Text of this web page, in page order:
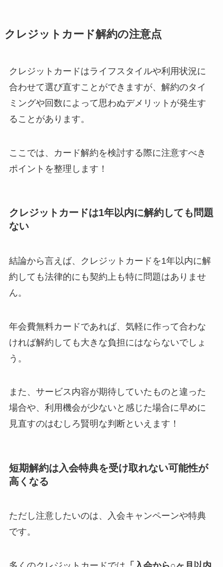
ミュゼプラチナムの
約期間が過ぎた場合
どうなる？
レミノの解約方法ま
なぜ解約できない？
る方法ある？
い時の裏ワザ
する方法を完全攻略
クレジットカード解約の注意点
クレジットカードはライフスタイルや利用状況に
合わせて選び直すことができますが、解約のタイ
ミングや回数によって思わぬデメリットが発生す
ることがあります。
ここでは、カード解約を検討する際に注意すべき
ポイントを整理します！
クレジットカードは1年以内に解約しても問題
ない
結論から言えば、クレジットカードを1年以内に解
約しても法律的にも契約上も特に問題はありませ
ん。
年会費無料カードであれば、気軽に作って合わな
ければ解約しても大きな負担にはならないでしょ
う。
また、サービス内容が期待していたものと違った
場合や、利用機会が少ないと感じた場合に早めに
見直すのはむしろ賢明な判断といえます！
短期解約は入会特典を受け取れない可能性が
高くなる
ただし注意したいのは、入会キャンペーンや特典
です。